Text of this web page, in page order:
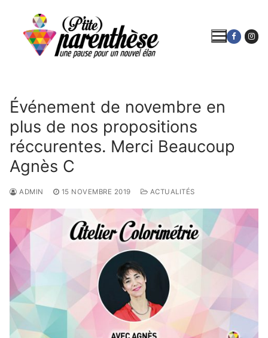
contenu
Événement de novembre en
plus de nos propositions
réccurentes. Merci Beaucoup
Agnès C
ADMIN 15 NOVEMBRE 2019 ACTUALITÉS